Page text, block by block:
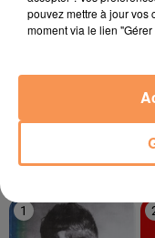
1
pouvez mettre à jour vos
moment via le lien